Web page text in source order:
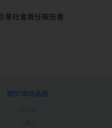
業社會責任報告書
關於環球晶圓
公司簡介
大事紀